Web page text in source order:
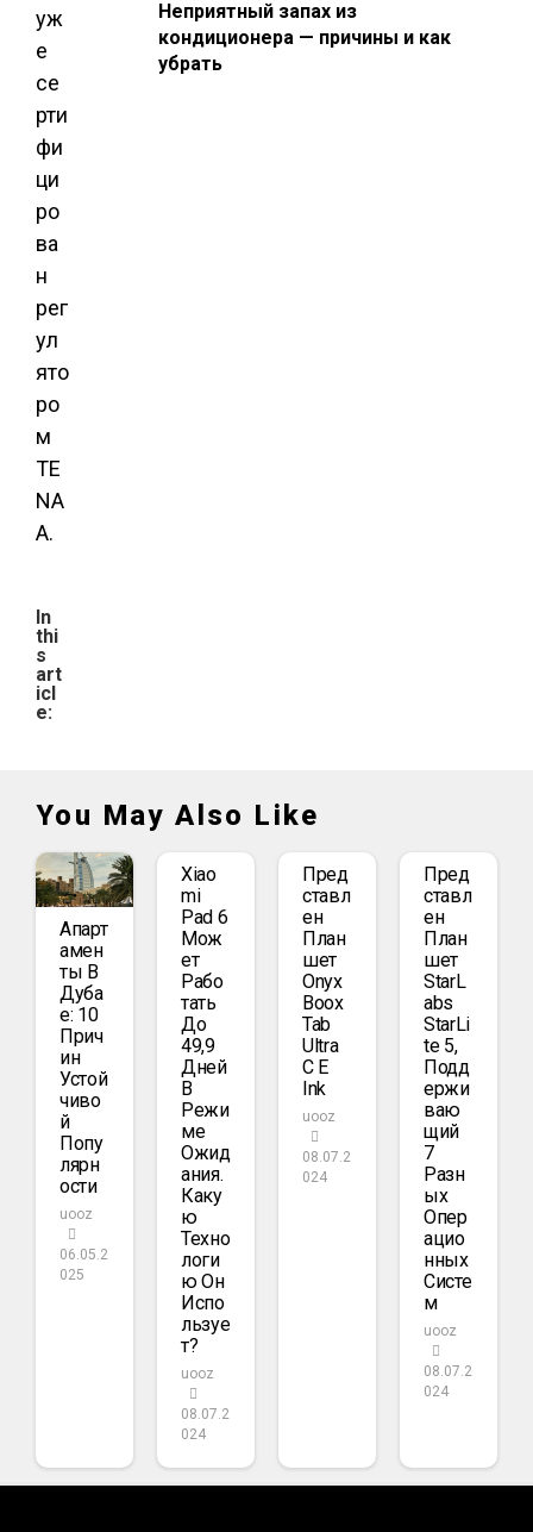
уж
е
се
рти
фи
ци
ро
ва
н
рег
ул
ято
ро
м
TE
NA
A.
In
thi
s
art
icl
e:
Неприятный запах из
кондиционера — причины и как
убрать
You May Also Like
Апарт
Амен
Ты В
Дуба
Е: 10
Прич
Ин
Устой
Чиво
Й
Попу
Лярн
Ости
uooz
06.05.2
025
Xiao
Mi
Pad 6
Мож
Ет
Рабо
Тать
До
49,9
Дней
В
Режи
Ме
Ожид
Ания.
Каку
Ю
Техно
Логи
Ю Он
Испо
Льзуе
Т?
uooz
08.07.2
024
Пред
Ставл
Ен
План
Шет
Onyx
Boox
Tab
Ultra
C E
Ink
uooz
08.07.2
024
Пред
Ставл
Ен
План
Шет
StarL
Abs
StarLi
Te 5,
Подд
Ержи
Ваю
Щий
7
Разн
Ых
Опер
Ацио
Нных
Систе
М
uooz
08.07.2
024